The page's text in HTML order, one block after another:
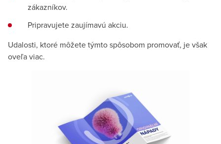
zákazníkov.
Pripravujete zaujímavú akciu.
Udalosti, ktoré môžete týmto spôsobom promovať, je však
oveľa viac.